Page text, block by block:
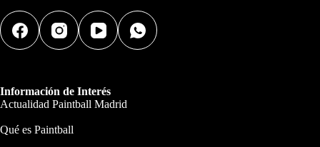
Información de Interés
Actualidad Paintball Madrid
Qué es Paintball